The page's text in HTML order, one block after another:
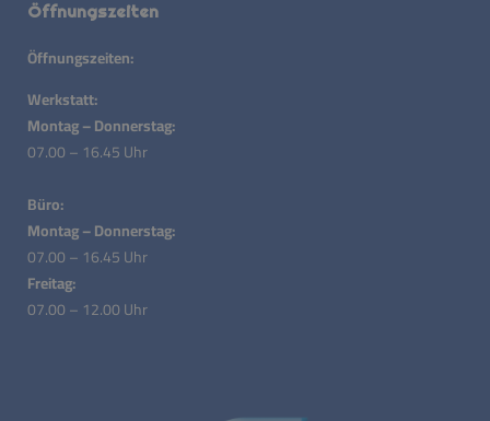
Öffnungszeiten
Öffnungszeiten:
Werkstatt:
Montag – Donnerstag:
07.00 – 16.45 Uhr
Büro:
Montag – Donnerstag:
07.00 – 16.45 Uhr
Freitag:
07.00 – 12.00 Uhr